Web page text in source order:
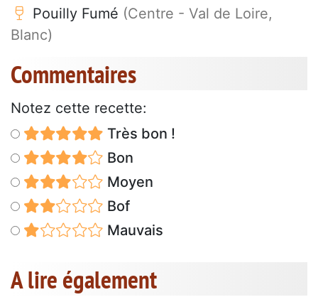
Pouilly Fumé (Centre - Val de Loire,
Blanc)
Commentaires
Notez cette recette:
Très bon !
Bon
Moyen
Bof
Mauvais
A lire également